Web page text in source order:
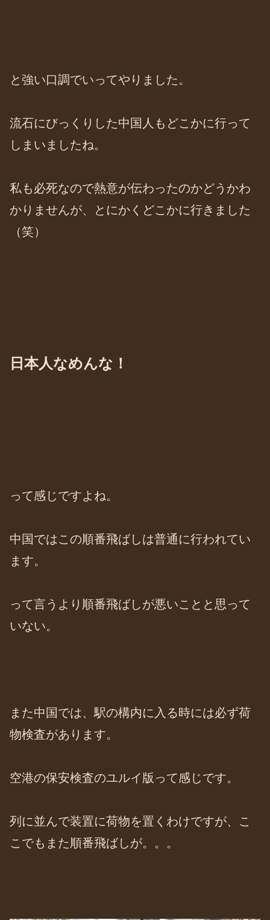
と強い口調でいってやりました。
流石にびっくりした中国人もどこかに行って
しまいましたね。
私も必死なので熱意が伝わったのかどうかわ
かりませんが、とにかくどこかに行きました
（笑）
日本人なめんな！
って感じですよね。
中国ではこの順番飛ばしは普通に行われてい
ます。
って言うより順番飛ばしが悪いことと思って
いない。
また中国では、駅の構内に入る時には必ず荷
物検査があります。
空港の保安検査のユルイ版って感じです。
列に並んで装置に荷物を置くわけですが、こ
こでもまた順番飛ばしが。。。